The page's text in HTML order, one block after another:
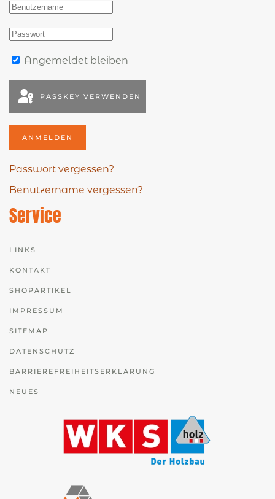
Angemeldet bleiben
PASSKEY VERWENDEN
ANMELDEN
Passwort vergessen?
Benutzername vergessen?
Service
LINKS
KONTAKT
SHOPARTIKEL
IMPRESSUM
SITEMAP
DATENSCHUTZ
BARRIEREFREIHEITSERKLÄRUNG
NEUES